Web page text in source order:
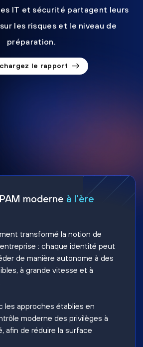
IT et sécurité partagent leurs
les risques et le niveau de
préparation.
le rapport
moderne à l’ère
transformé la notion de
: chaque identité peut
de manière autonome à des
à grande vitesse et à
les approches établies en
moderne des privilèges à
afin de réduire la surface